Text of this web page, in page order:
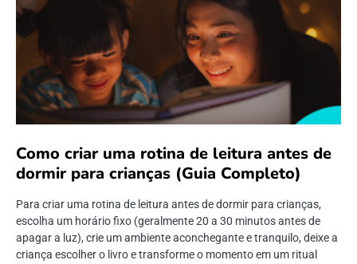
Como criar uma rotina de leitura antes de
dormir para crianças (Guia Completo)
Para criar uma rotina de leitura antes de dormir para crianças,
escolha um horário fixo (geralmente 20 a 30 minutos antes de
apagar a luz), crie um ambiente aconchegante e tranquilo, deixe a
criança escolher o livro e transforme o momento em um ritual